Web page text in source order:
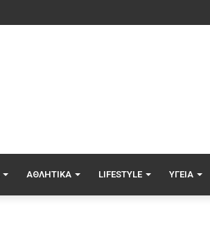
ΑΘΛΗΤΙΚΆ LIFESTYLE ΥΓΕΊΑ